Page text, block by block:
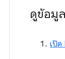
ดูข้อมู
เปิด